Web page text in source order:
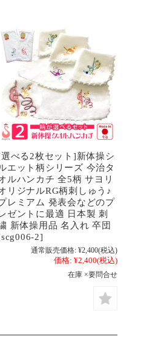
べる2枚セット]新体操シ
エット柄シリーズ 今治タ
ルハンカチ 全5柄 サヨリ
リジナルRG柄刺しゅう♪
レミアム 発表会などのプ
ゼントに最適 日本製 刺
新体操用品 名入れ 卒団
2]
通常販売価格: ¥2,400(税込)
価格: ¥2,400(税込)
在庫 ×要問合せ